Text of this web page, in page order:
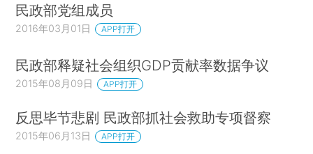
民政部党组成员
2016年03月01日 APP打开
民政部释疑社会组织GDP贡献率数据争议
2015年08月09日 APP打开
反思毕节悲剧 民政部抓社会救助专项督察
2015年06月13日 APP打开